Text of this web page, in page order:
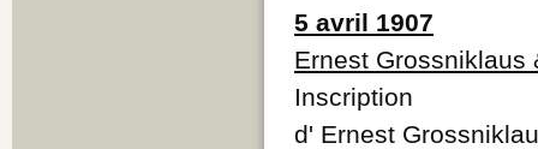
5 avril 1907
Ernest Grossniklaus
Inscription
d' Ernest